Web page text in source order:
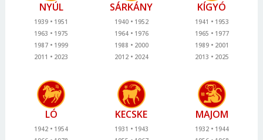
NYÚL
1939
1951
1963
1975
1987
1999
2011
2023
SÁRKÁNY
1940
1952
1964
1976
1988
2000
2012
2024
KÍGYÓ
1941
1953
1965
1977
1989
2001
2013
2025
LÓ
1942
1954
KECSKE
1931
1943
MAJOM
1932
1944